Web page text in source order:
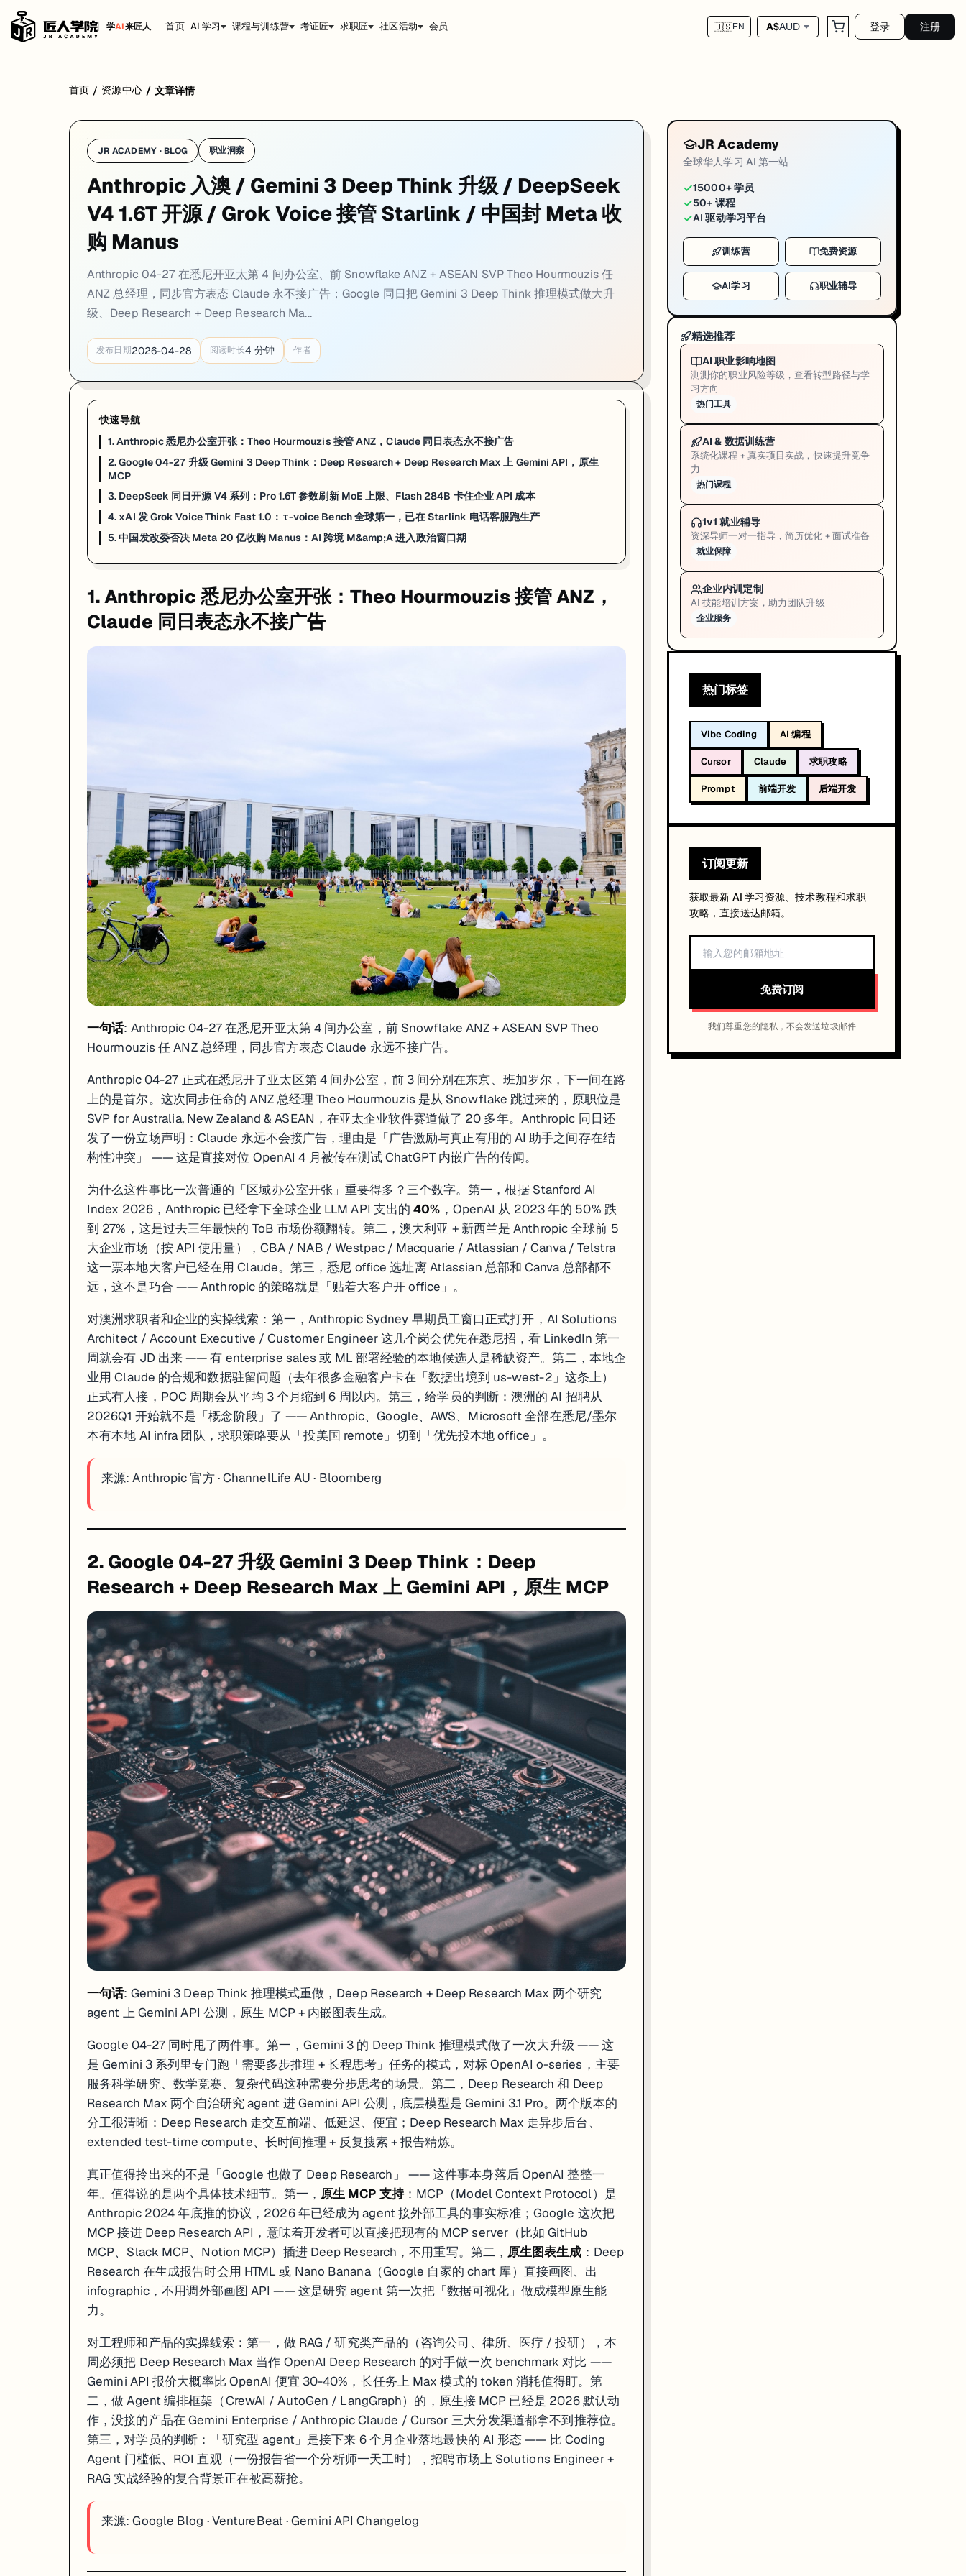
学AI来匠人 首页 AI 学习 课程与训练营 考证匠 求职匠 社区活动 会员 🇺🇸EN A$AUD 登录 注册
: Anthropic 04-27 在悉尼开亚太第 4 间办公室，前 Snowflake ANZ + ASEAN SVP Theo Hourmouzis 任 ANZ 总经理，同步官方表态 Claude 永远不接广告。
Anthropic 04-27 正式在悉尼开了亚太区第 4 间办公室，前 3 间分别在东京、班加罗尔，下一间在路上的是首尔。这次同步任命的 ANZ 总经理 Theo Hourmouzis 是从 Snowflake 跳过来的，原职位是 SVP for
为什么这件事比一次普通的「区域办公室开张」重要得多？三个数字。第一，根据 Stanford AI Index 2026，Anthropic 已经拿下全球企业 LLM API 支出的40%，OpenAI 从 2023 年的 50% 跌到 27%，这是过去三
对澳洲求职者和企业的实操线索：第一，Anthropic Sydney 早期员工窗口正式打开，AI Solutions Architect / Account Executive / Customer Engineer 这几个岗会优先在悉尼招，看 LinkedIn 第一周就会有 JD
Anthropic 官方 · ChannelLife AU·Bloomberg
2. Google 04-27 升级 Gemini 3 Deep Think：Deep Research + Deep Research Max 上 Gemini API，原生 MCP
: Gemini 3 Deep Think 推理模式重做，Deep Research + Deep Research Max 两个研究 agent 上 Gemini API 公测，原生 MCP + 内嵌图表生成。
Google 04-27 同时甩了两件事。第一，Gemini 3 的 Deep Think 推理模式做了一次大升级 —— 这是 Gemini 3 系列里专门跑「需要多步推理 + 长程思考」任务的模式，对标 OpenAI o-series，主要服务科学研究
真正值得拎出来的不是「Google 也做了 Deep Research」 —— 这件事本身落后 OpenAI 整整一年。值得说的是两个具体技术细节。第一，
Google Blog·VentureBeat ·Gemini API Changelog
3. DeepSeek 同日开源 V4 系列：Pro 1.6T 参数刷新 MoE 上限、Flash 284B 卡住企业 API 成本
: DeepSeek 04-27 同日发 V4-Pro（1.6T 参数 / 49B 激活）和 V4-Flash（284B / 13B 激活），两版本都支持 1M 上下文，全部开源。
DeepSeek 04-27 在融资新闻持续发酵的同一天，把 V4 系列两个版本一起开源放出来。V4-Pro：总参数 1.6 万亿、激活 490 亿、典型 MoE 架构，成为目前公开权重模型里参数量最大的一档 —— 比之前 Meta
为什么这件事的重量级超过普通的「又一个开源模型」？放进时间线看就清楚了。同一周（04-22）Bloomberg 披露 DeepSeek 启动 200 亿美元估值的首轮外部融资、腾讯阿里抢入股、腾讯 20% 股权报价被拒
对工程师和团队的实操线索：第一，国内做 RAG / Agent 的本周可以开始做 V4-Flash 替换 GPT-4o-mini 的 cost benchmark，特别是中文场景，DeepSeek 在中文 reasoning 上一直是开源里最强的；如果你跑
4. xAI 发 Grok Voice Think Fast 1.0：τ-voice Bench 全球第一，已在 Starlink 电话客服跑生产
首页 / 资源中心 / 文章详情
JR ACADEMY · BLOG 职业洞察
Anthropic 入澳 / Gemini 3 Deep Think 升级 / DeepSeek
V4 1.6T 开源 / Grok Voice 接管 Starlink / 中国封 Meta 收
购 Manus
Anthropic 04-27 在悉尼开亚太第 4 间办公室、前 Snowflake ANZ + ASEAN SVP Theo Hourmouzis 任
ANZ 总经理，同步官方表态 Claude 永不接广告；Google 同日把 Gemini 3 Deep Think 推理模式做大升
级、Deep Research + Deep Research Ma...
发布日期2026-04-28 阅读时长4 分钟 作者
快速导航
1. Anthropic 悉尼办公室开张：Theo Hourmouzis 接管 ANZ，Claude 同日表态永不接广告
2. Google 04-27 升级 Gemini 3 Deep Think：Deep Research + Deep Research Max 上 Gemini API，原生
MCP
3. DeepSeek 同日开源 V4 系列：Pro 1.6T 参数刷新 MoE 上限、Flash 284B 卡住企业 API 成本
4. xAI 发 Grok Voice Think Fast 1.0：τ-voice Bench 全球第一，已在 Starlink 电话客服跑生产
5. 中国发改委否决 Meta 20 亿收购 Manus：AI 跨境 M&amp;A 进入政治窗口期
1. Anthropic 悉尼办公室开张：Theo Hourmouzis 接管 ANZ，
Claude 同日表态永不接广告
一句话: Anthropic 04-27 在悉尼开亚太第 4 间办公室，前 Snowflake ANZ + ASEAN SVP Theo
Hourmouzis 任 ANZ 总经理，同步官方表态 Claude 永远不接广告。
Anthropic 04-27 正式在悉尼开了亚太区第 4 间办公室，前 3 间分别在东京、班加罗尔，下一间在路
上的是首尔。这次同步任命的 ANZ 总经理 Theo Hourmouzis 是从 Snowflake 跳过来的，原职位是
SVP for Australia, New Zealand & ASEAN，在亚太企业软件赛道做了 20 多年。Anthropic 同日还
发了一份立场声明：Claude 永远不会接广告，理由是「广告激励与真正有用的 AI 助手之间存在结
构性冲突」 —— 这是直接对位 OpenAI 4 月被传在测试 ChatGPT 内嵌广告的传闻。
为什么这件事比一次普通的「区域办公室开张」重要得多？三个数字。第一，根据 Stanford AI
Index 2026，Anthropic 已经拿下全球企业 LLM API 支出的40% ，OpenAI 从 2023 年的 50% 跌
到 27%，这是过去三年最快的 ToB 市场份额翻转。第二，澳大利亚 + 新西兰是 Anthropic 全球前 5
大企业市场（按 API 使用量），CBA / NAB / Westpac / Macquarie / Atlassian / Canva / Telstra
这一票本地大客户已经在用 Claude。第三，悉尼 office 选址离 Atlassian 总部和 Canva 总部都不
远，这不是巧合 —— Anthropic 的策略就是「贴着大客户开 office」。
对澳洲求职者和企业的实操线索：第一，Anthropic Sydney 早期员工窗口正式打开，AI Solutions
Architect / Account Executive / Customer Engineer 这几个岗会优先在悉尼招，看 LinkedIn 第一
周就会有 JD 出来 —— 有 enterprise sales 或 ML 部署经验的本地候选人是稀缺资产。第二，本地企
业用 Claude 的合规和数据驻留问题（去年很多金融客户卡在「数据出境到 us-west-2」这条上）
正式有人接，POC 周期会从平均 3 个月缩到 6 周以内。第三，给学员的判断：澳洲的 AI 招聘从
2026Q1 开始就不是「概念阶段」了 —— Anthropic、Google、AWS、Microsoft 全部在悉尼/墨尔
本有本地 AI infra 团队，求职策略要从「投美国 remote」切到「优先投本地 office」。
来源:Anthropic 官方·ChannelLife AU · Bloomberg
2. Google 04-27 升级 Gemini 3 Deep Think：Deep
Research + Deep Research Max 上 Gemini API，原生 MCP
一句话: Gemini 3 Deep Think 推理模式重做，Deep Research + Deep Research Max 两个研究
agent 上 Gemini API 公测，原生 MCP + 内嵌图表生成。
Google 04-27 同时甩了两件事。第一，Gemini 3 的 Deep Think 推理模式做了一次大升级 —— 这
是 Gemini 3 系列里专门跑「需要多步推理 + 长程思考」任务的模式，对标 OpenAI o-series，主要
服务科学研究、数学竞赛、复杂代码这种需要分步思考的场景。第二，Deep Research 和 Deep
Research Max 两个自治研究 agent 进 Gemini API 公测，底层模型是 Gemini 3.1 Pro。两个版本的
分工很清晰：Deep Research 走交互前端、低延迟、便宜；Deep Research Max 走异步后台、
extended test-time compute、长时间推理 + 反复搜索 + 报告精炼。
真正值得拎出来的不是「Google 也做了 Deep Research」 —— 这件事本身落后 OpenAI 整整一
年。值得说的是两个具体技术细节。第一， 原生 MCP 支持：MCP（Model Context Protocol）是
Anthropic 2024 年底推的协议，2026 年已经成为 agent 接外部工具的事实标准；Google 这次把
MCP 接进 Deep Research API，意味着开发者可以直接把现有的 MCP server（比如 GitHub
MCP、Slack MCP、Notion MCP）插进 Deep Research，不用重写。第二， 原生图表生成：Deep
Research 在生成报告时会用 HTML 或 Nano Banana（Google 自家的 chart 库）直接画图、出
infographic，不用调外部画图 API —— 这是研究 agent 第一次把「数据可视化」做成模型原生能
力。
对工程师和产品的实操线索：第一，做 RAG / 研究类产品的（咨询公司、律所、医疗 / 投研），本
周必须把 Deep Research Max 当作 OpenAI Deep Research 的对手做一次 benchmark 对比 ——
Gemini API 报价大概率比 OpenAI 便宜 30-40%，长任务上 Max 模式的 token 消耗值得盯。第
二，做 Agent 编排框架（CrewAI / AutoGen / LangGraph）的，原生接 MCP 已经是 2026 默认动
作，没接的产品在 Gemini Enterprise / Anthropic Claude / Cursor 三大分发渠道都拿不到推荐位。
第三，对学员的判断：「研究型 agent」是接下来 6 个月企业落地最快的 AI 形态 —— 比 Coding
Agent 门槛低、ROI 直观（一份报告省一个分析师一天工时），招聘市场上 Solutions Engineer +
RAG 实战经验的复合背景正在被高薪抢。
来源:Google Blog ·VentureBeat ·Gemini API Changelog
JR Academy
全球华人学习 AI 第一站
✓15000+ 学员
✓50+ 课程
✓AI 驱动学习平台
训练营 免费资源
AI学习 职业辅导
精选推荐
AI 职业影响地图
测测你的职业风险等级，查看转型路径与学
习方向
热门工具
AI & 数据训练营
系统化课程 + 真实项目实战，快速提升竞争
力
热门课程
1v1 就业辅导
资深导师一对一指导，简历优化 + 面试准备
就业保障
企业内训定制
AI 技能培训方案，助力团队升级
企业服务
热门标签
Vibe Coding AI 编程
Cursor Claude 求职攻略
Prompt 前端开发 后端开发
订阅更新
获取最新 AI 学习资源、技术教程和求职
攻略，直接送达邮箱。
免费订阅
我们尊重您的隐私，不会发送垃圾邮件